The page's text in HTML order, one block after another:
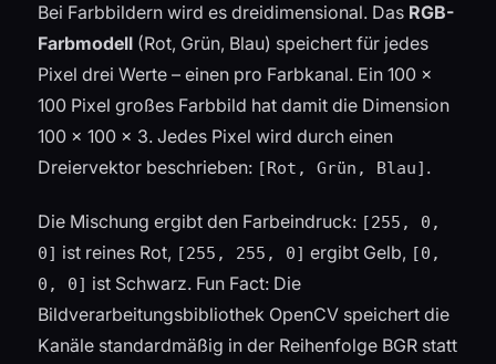
Bei Farbbildern wird es dreidimensional. Das RGB-
Farbmodell (Rot, Grün, Blau) speichert für jedes
Pixel drei Werte – einen pro Farbkanal. Ein 100 ×
100 Pixel großes Farbbild hat damit die Dimension
100 × 100 × 3. Jedes Pixel wird durch einen
Dreiervektor beschrieben: [Rot, Grün, Blau] .
Die Mischung ergibt den Farbeindruck: [255, 0,
0] ist reines Rot, [255, 255, 0] ergibt Gelb, [0,
0, 0] ist Schwarz. Fun Fact: Die
Bildverarbeitungsbibliothek OpenCV speichert die
Kanäle standardmäßig in der Reihenfolge BGR statt